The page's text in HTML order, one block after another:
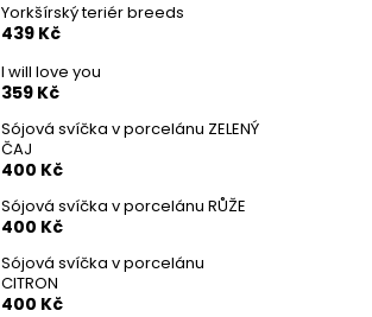
Yorkšírský teriér breeds
439 Kč
I will love you
359 Kč
Sójová svíčka v porcelánu ZELENÝ
ČAJ
400 Kč
Sójová svíčka v porcelánu RŮŽE
400 Kč
Sójová svíčka v porcelánu
CITRON
400 Kč